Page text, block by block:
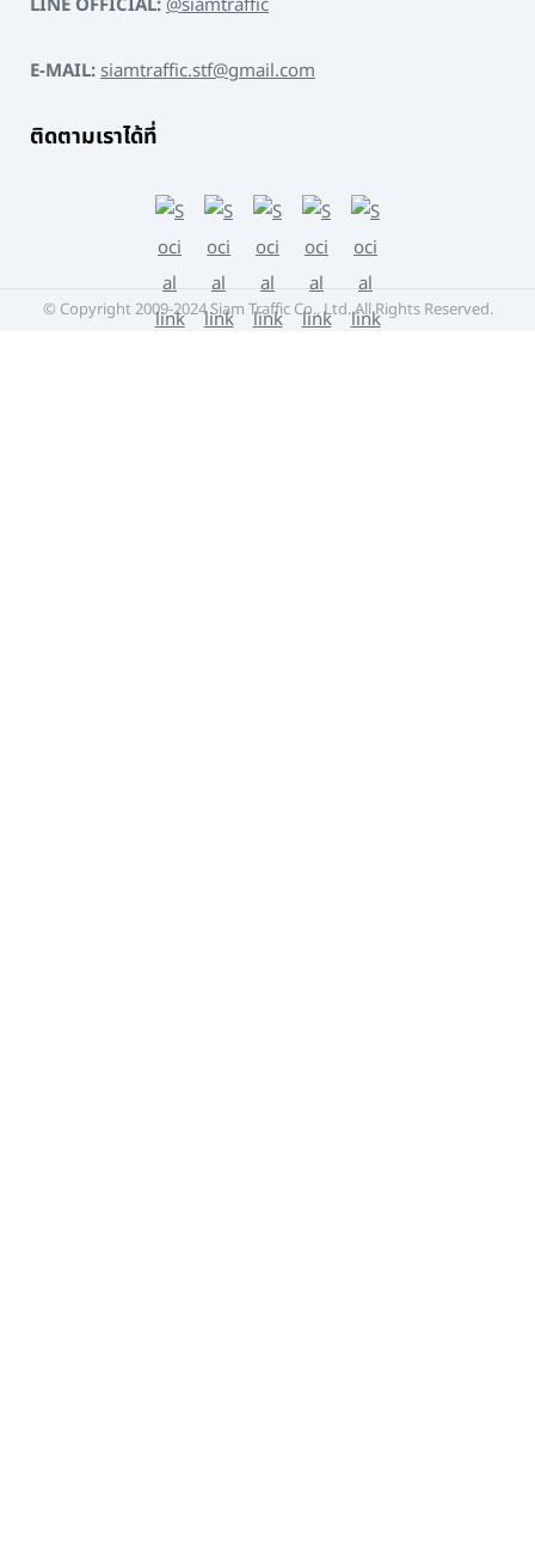
E-MAIL:siamtraffic.stf@gmail.com
ติดตามเราได้ที่
© Copyright 2009-2024 Siam Traffic Co., Ltd. All Rights Reserved.